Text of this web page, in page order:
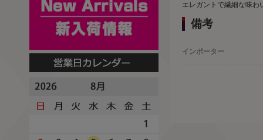
エレガントで繊細な味わ
備考
インポーター